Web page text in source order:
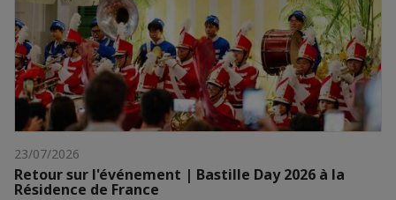
23/07/2026
Retour sur l'événement | Bastille Day 2026 à la
Résidence de France